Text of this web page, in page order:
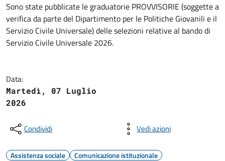
Sono state pubblicate le graduatorie PROVVISORIE (soggette a
verifica da parte del Dipartimento per le Politiche Giovanili e il
Servizio Civile Universale) delle selezioni relative al bando di
Servizio Civile Universale 2026.
Data:
Martedì, 07 Luglio
2026
Condividi Vedi azioni
Assistenza sociale
Comunicazione istituzionale